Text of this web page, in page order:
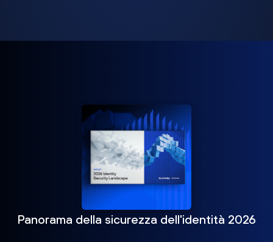
Panorama della sicurezza dell'identità 2026